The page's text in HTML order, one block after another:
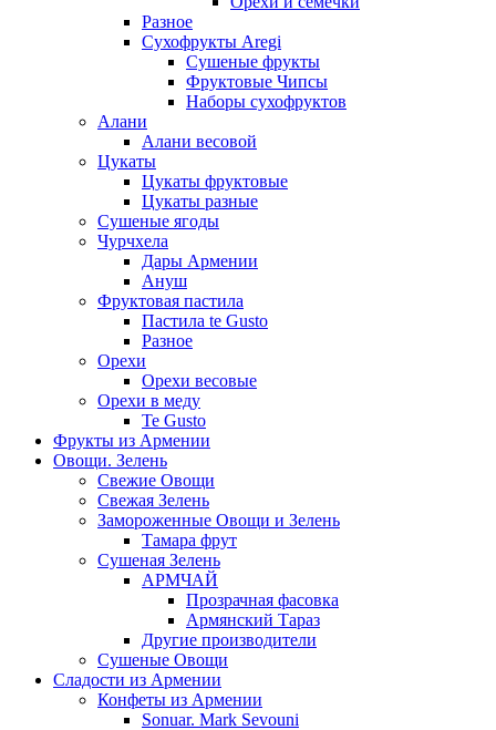
Разное
Сухофрукты Aregi
Сушеные фрукты
Фруктовые Чипсы
Наборы сухофруктов
Алани
Алани весовой
Цукаты
Цукаты фруктовые
Цукаты разные
Сушеные ягоды
Чурчхела
Дары Армении
Ануш
Фруктовая пастила
Пастила te Gusto
Разное
Орехи
Орехи весовые
Орехи в меду
Te Gusto
Фрукты из Армении
Овощи. Зелень
Свежие Овощи
Свежая Зелень
Замороженные Овощи и Зелень
Тамара фрут
Сушеная Зелень
АРМЧАЙ
Прозрачная фасовка
Армянский Тараз
Другие производители
Сушеные Овощи
Сладости из Армении
Конфеты из Армении
Sonuar. Mark Sevouni